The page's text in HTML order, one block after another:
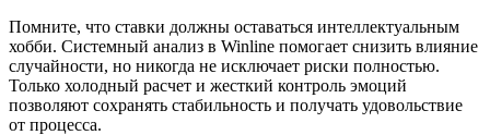
Помните, что ставки должны оставаться интеллектуальным
хобби. Системный анализ в Winline помогает снизить влияние
случайности, но никогда не исключает риски полностью.
Только холодный расчет и жесткий контроль эмоций
позволяют сохранять стабильность и получать удовольствие
от процесса.